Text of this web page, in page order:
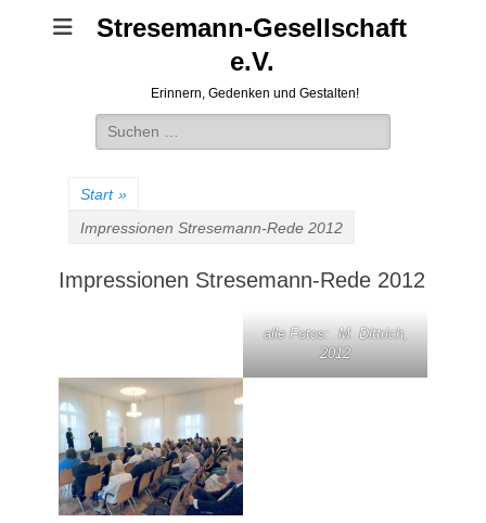
Stresemann-Gesellschaft
e.V.
Erinnern, Gedenken und Gestalten!
Suchen
nach:
Start »
Impressionen Stresemann-Rede 2012
Impressionen Stresemann-Rede 2012
alle Fotos: M. Dittrich,
2012